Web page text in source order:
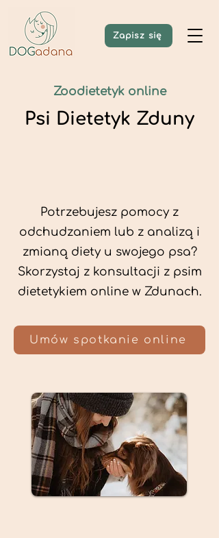
Zapisz się
Zoodietetyk online
Psi Dietetyk Zduny
Potrzebujesz pomocy z
odchudzaniem lub z analizą i
zmianą diety u swojego psa?
Skorzystaj z konsultacji z psim
dietetykiem online w Zdunach.
Umów spotkanie online